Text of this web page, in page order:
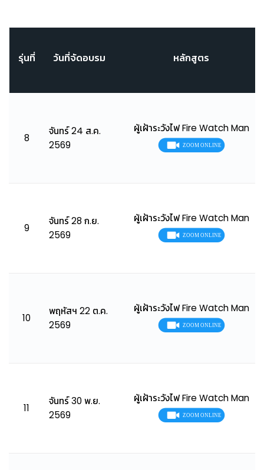
รุ่นที่ วันที่จัดอบรม หลักสูตร
8
จันทร์ 24 ส.ค.
2569
ผู้เฝ้าระวังไฟ Fire Watch Man
9
จันทร์ 28 ก.ย.
2569
ผู้เฝ้าระวังไฟ Fire Watch Man
10
พฤหัสฯ 22 ต.ค.
2569
ผู้เฝ้าระวังไฟ Fire Watch Man
11
จันทร์ 30 พ.ย.
2569
ผู้เฝ้าระวังไฟ Fire Watch Man